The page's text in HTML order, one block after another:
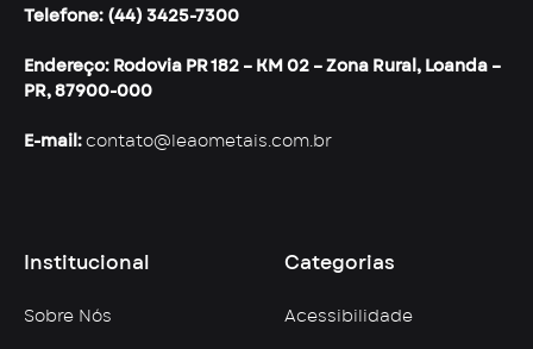
Telefone: (44) 3425-7300
Endereço: Rodovia PR 182 – KM 02 – Zona Rural, Loanda –
PR, 87900-000
E-mail: contato@leaometais.com.br
Institucional
Sobre Nós
Categorias
Acessibilidade